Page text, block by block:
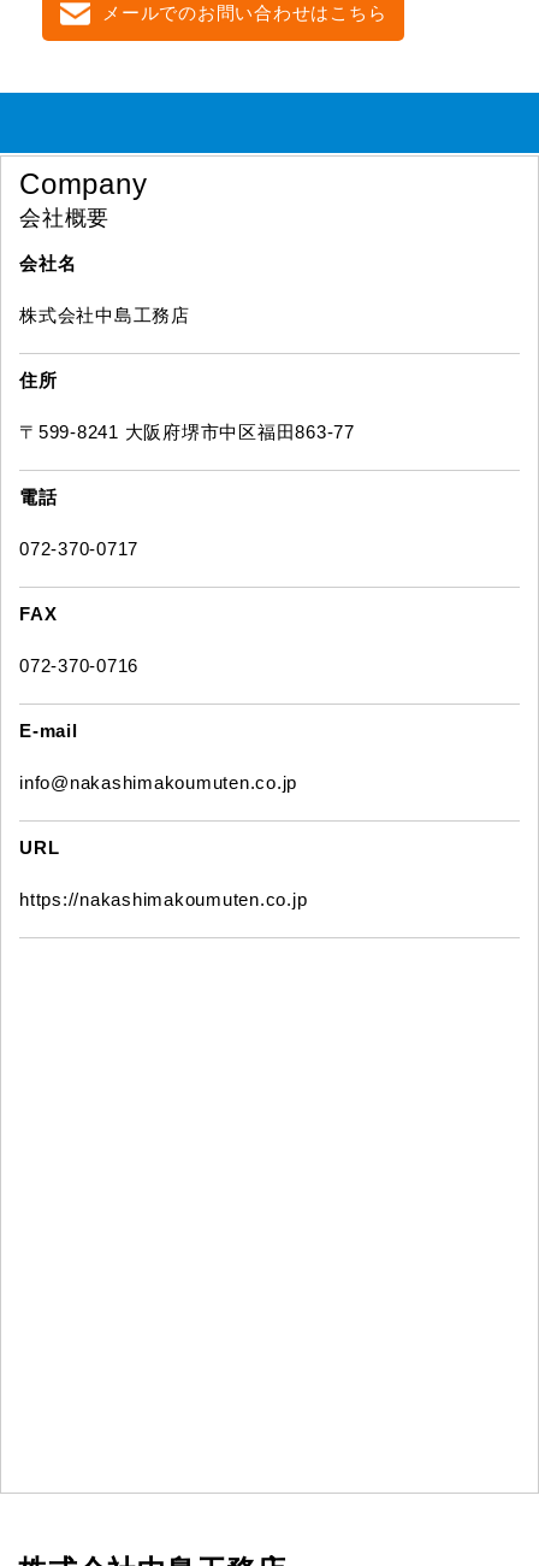
メールでのお問い合わせはこちら
Company
会社概要
会社名
株式会社中島工務店
住所
〒599-8241 大阪府堺市中区福田863-77
電話
072-370-0717
FAX
072-370-0716
E-mail
info@nakashimakoumuten.co.jp
URL
https://nakashimakoumuten.co.jp